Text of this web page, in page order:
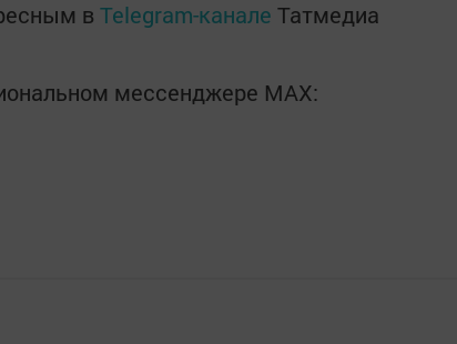
в Telegram-канале Татмедиа
мессенджере MАХ: